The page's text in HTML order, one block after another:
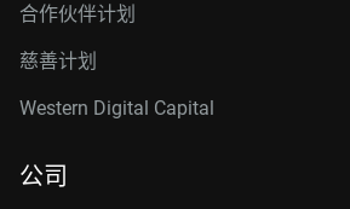
合作伙伴计划
慈善计划
Western Digital Capital
公司